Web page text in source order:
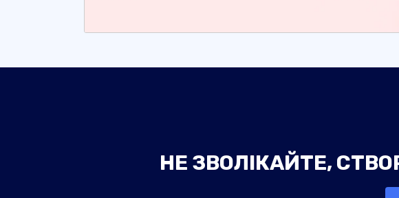
НЕ ЗВОЛІКАЙТЕ,